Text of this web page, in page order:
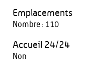
Emplacements
Nombre : 110
Accueil 24/24
Non